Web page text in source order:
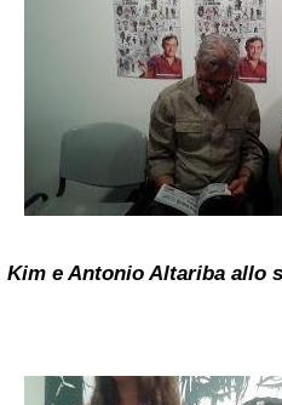
Kim e Antonio Altariba allo